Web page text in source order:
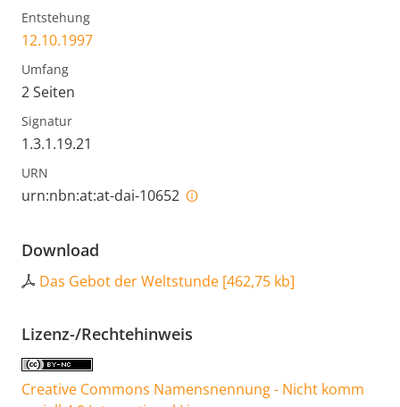
Entstehung
12.10.1997
Umfang
2 Seiten
Signatur
1.3.1.19.21
URN
urn:nbn:at:at-dai-10652
Download
Das Gebot der Weltstunde [462,75 kb]
Lizenz-/Rechtehinweis
Creative Commons Namensnennung - Nicht komm